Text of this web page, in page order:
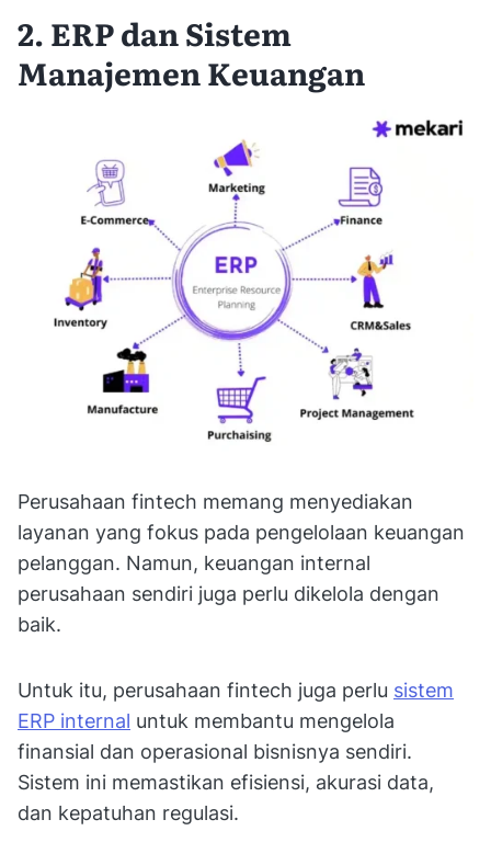
2. ERP dan Sistem
Manajemen Keuangan
Perusahaan fintech memang menyediakan
layanan yang fokus pada pengelolaan keuangan
pelanggan. Namun, keuangan internal
perusahaan sendiri juga perlu dikelola dengan
baik.
Untuk itu, perusahaan fintech juga perlu sistem
ERP internal untuk membantu mengelola
finansial dan operasional bisnisnya sendiri.
Sistem ini memastikan efisiensi, akurasi data,
dan kepatuhan regulasi.